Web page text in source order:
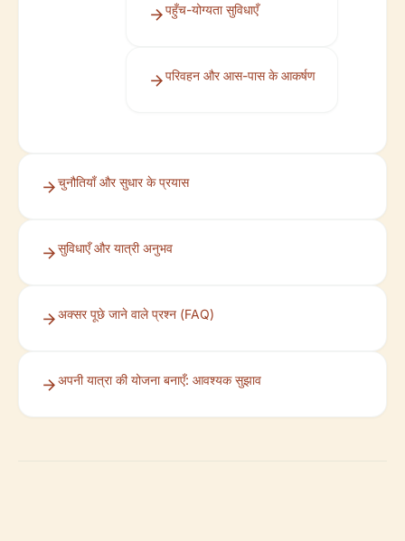
पहुँच-योग्यता सुविधाएँ
परिवहन और आस-पास के आकर्षण
चुनौतियाँ और सुधार के प्रयास
सुविधाएँ और यात्री अनुभव
अक्सर पूछे जाने वाले प्रश्न (FAQ)
अपनी यात्रा की योजना बनाएँ: आवश्यक सुझाव